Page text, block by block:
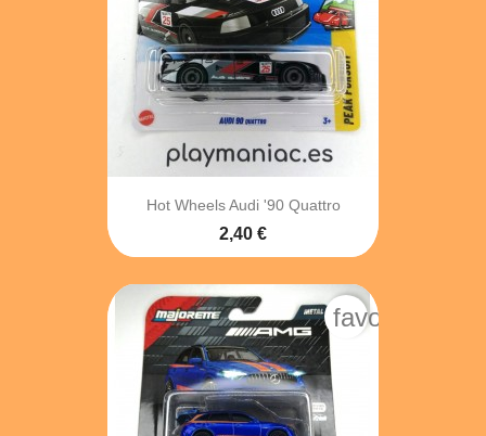
Hot Wheels Audi '90 Quattro
2,40 €